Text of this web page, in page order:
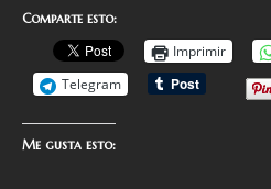
Comparte esto:
Imprimir
Telegram
Me gusta esto: